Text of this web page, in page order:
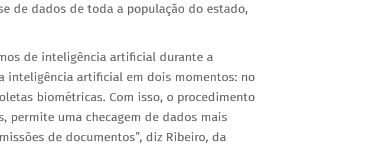
de dados de toda a população do estado,
de inteligência artificial durante a
inteligência artificial em dois momentos: no
biométricas. Com isso, o procedimento
permite uma checagem de dados mais
de documentos”, diz Ribeiro, da